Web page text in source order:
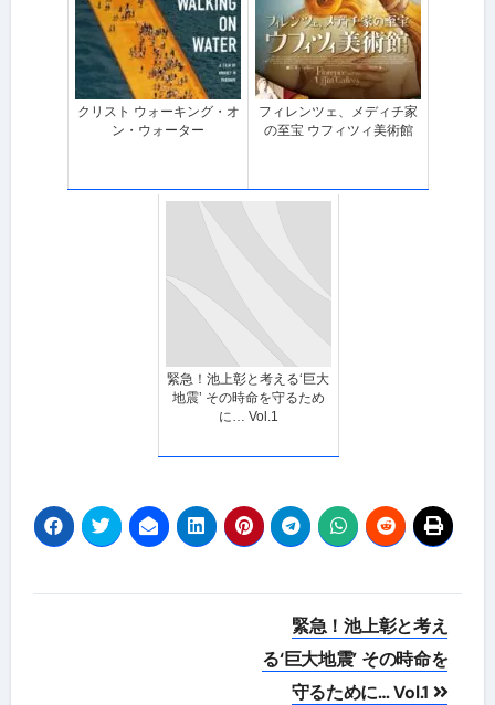
クリスト ウォーキング・オ
ン・ウォーター
フィレンツェ、メディチ家
の至宝 ウフィツィ美術館
緊急！池上彰と考える‘巨大
地震’ その時命を守るため
に… Vol.1
緊急！池上彰と考え
る‘巨大地震’ その時命を
守るために… Vol.1